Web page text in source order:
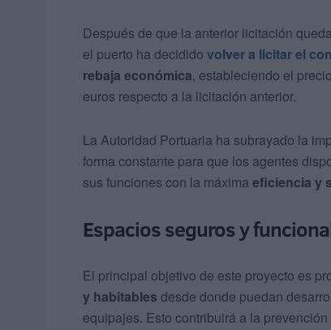
Después de que la anterior licitación
el puerto ha decidido volver a licitar el
rebaja económica, estableciendo el
euros respecto a la licitación anterior.
La Autoridad Portuaria ha subrayado la
forma constante para que los agentes
sus funciones con la máxima eficiencia y
Espacios seguros y
El principal objetivo de este proyecto es
y habitables desde donde puedan
equipajes. Esto contribuirá a la